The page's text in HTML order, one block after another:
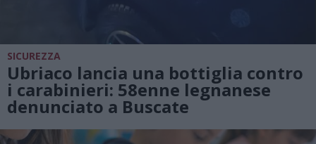
SICUREZZA
Ubriaco lancia una bottiglia contro
i carabinieri: 58enne legnanese
denunciato a Buscate